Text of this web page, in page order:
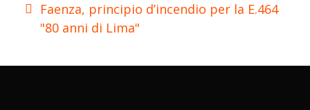
Faenza, principio d’incendio per la E.464
"80 anni di Lima"